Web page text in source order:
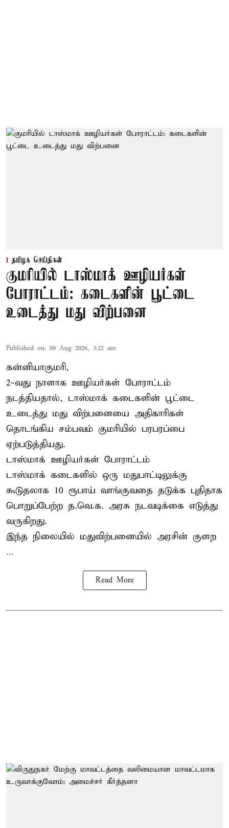
தமிழக செய்திகள்
குமரியில் டாஸ்மாக் ஊழியர்கள்
போராட்டம்: கடைகளின் பூட்டை
உடைத்து மது விற்பனை
Published on: 09 Aug 2026, 3:22 am
கன்னியாகுமரி,
2-வது நாளாக ஊழியர்கள் போராட்டம்
நடத்தியதால், டாஸ்மாக் கடைகளின் பூட்டை
உடைத்து மது விற்பனையை அதிகாரிகள்
தொடங்கிய சம்பவம் குமரியில் பரபரப்பை
ஏற்படுத்தியது.
டாஸ்மாக் ஊழியர்கள் போராட்டம்
டாஸ்மாக் கடைகளில் ஒரு மதுபாட்டிலுக்கு
கூடுதலாக 10 ரூபாய் வாங்குவதை தடுக்க புதிதாக
பொறுப்பேற்ற த.வெ.க. அரசு நடவடிக்கை எடுத்து
வருகிறது.
இந்த நிலையில் மதுவிற்பனையில் அரசின் குளற
...
Read More